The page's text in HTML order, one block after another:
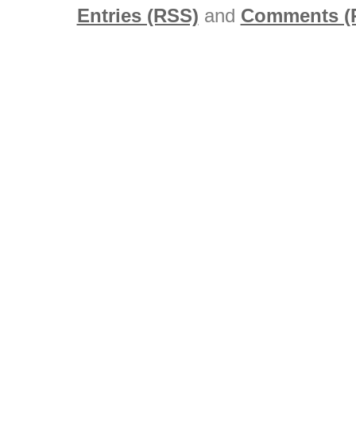
Entries (RSS) and Comments